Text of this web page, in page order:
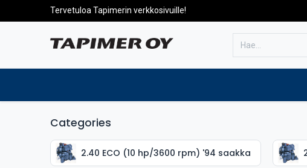
Tervetuloa Tapimerin verkkosivuille!
Categories
2.40 ECO (10 hp/3600 rpm) '94 saakka